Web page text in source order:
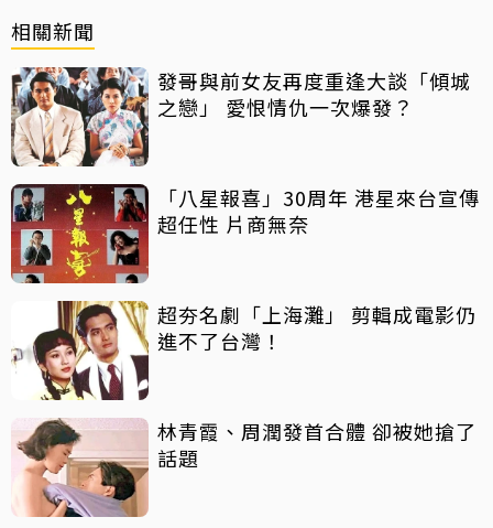
相關新聞
發哥與前女友再度重逢大談「傾城
之戀」 愛恨情仇一次爆發？
「八星報喜」30周年 港星來台宣傳
超任性 片商無奈
超夯名劇「上海灘」 剪輯成電影仍
進不了台灣！
林青霞、周潤發首合體 卻被她搶了
話題